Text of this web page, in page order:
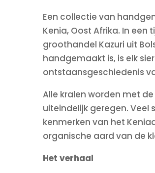
Een collectie van
Kenia, Oost Afrika. In
groothandel Kazuri uit
handgemaakt is, is elk
ontstaansgeschiedenis
Alle kralen worden met
uiteindelijk geregen. Veel
kenmerken van het
organische aard van de
Het verhaal